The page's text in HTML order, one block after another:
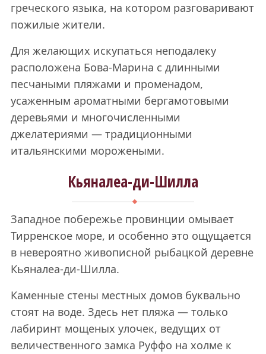
греческого языка, на котором разговаривают
пожилые жители.
Для желающих искупаться неподалеку
расположена Бова-Марина с длинными
песчаными пляжами и променадом,
усаженным ароматными бергамотовыми
деревьями и многочисленными
джелатериями — традиционными
итальянскими морожеными.
Кьяналеа-ди-Шилла
Западное побережье провинции омывает
Тирренское море, и особенно это ощущается
в невероятно живописной рыбацкой деревне
Кьяналеа-ди-Шилла.
Каменные стены местных домов буквально
стоят на воде. Здесь нет пляжа — только
лабиринт мощеных улочек, ведущих от
величественного замка Руффо на холме к